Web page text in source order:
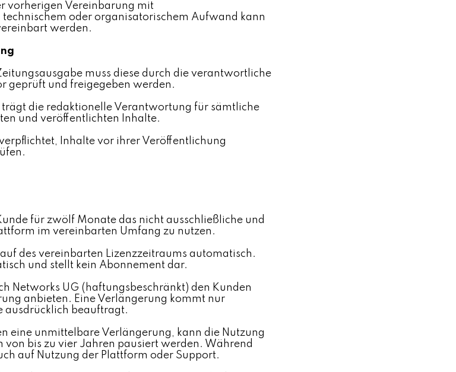
vorherigen Vereinbarung mit
oder organisatorischem Aufwand kann
werden.
muss diese durch die verantwortliche
geprüft und freigegeben werden.
die redaktionelle Verantwortung für sämtliche
und veröffentlichten Inhalte.
Inhalte vor ihrer Veröffentlichung
für zwölf Monate das nicht ausschließliche und
im vereinbarten Umfang zu nutzen.
des vereinbarten Lizenzzeitraums automatisch.
und stellt kein Abonnement dar.
Networks UG (haftungsbeschränkt) den Kunden
anbieten. Eine Verlängerung kommt nur
ausdrücklich beauftragt.
eine unmittelbare Verlängerung, kann die Nutzung
bis zu vier Jahren pausiert werden. Während
auf Nutzung der Plattform oder Support.